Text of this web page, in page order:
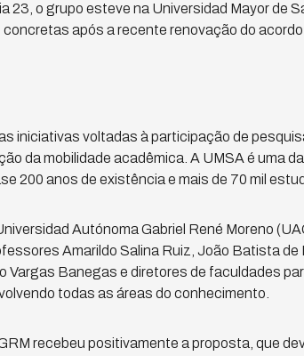
23, o grupo esteve na Universidad Mayor de
após a recente renovação do
iniciativas voltadas à participação de
da mobilidade acadêmica. A UMSA é uma
200 anos de existência e mais de 70 mil
Autónoma Gabriel René Moreno
Amarildo Salina Ruiz, João Batista de
Vargas Banegas e diretores de faculdades
todas as áreas do conhecimento.
recebeu positivamente a proposta, que